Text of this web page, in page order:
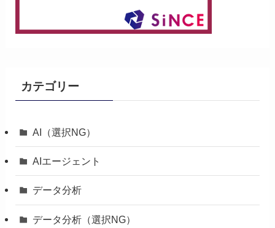
カテゴリー
AI（選択NG）
AIエージェント
データ分析
データ分析（選択NG）